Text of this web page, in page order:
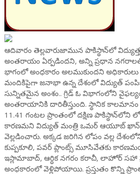
ఆదివారం తెల్లవారుజామున పాకిస్థాన్‌లో
అంతరాయం ఏర్పడిందని, అన్ని ప్రధాన
భాగంలో అంధకారం అలముకుందని అధికారులు
మందికిపైగా జనాభా ఉన్న దేశంలో విద్యుత్ పంపిణీ
సున్నితమైన అంశం.. గ్రిడ్ ఓ విభాగంలోని
అంతరాయానికి దారితీస్తుంది. స్థానిక కాలమానం
11.41 గంటల ప్రాంతంలో దక్షిణ
కారణమని విద్యుత్ మంత్రి ఒమర్ ఆయూబ్ ఖాన్
వెల్లడించారు. అక్కడ జరిగిన లోపం వల్ల
కుప్పకూలి, పవర్ ప్లాంట్స్ మూసివేతకు
ఇస్లామాబాద్, ఆర్ధిక నగరం కరాచీ, లాహోర్ సహా
అంధకారంలో వెళ్లిపోయాయి. ప్రస్తుతం కొన్ని